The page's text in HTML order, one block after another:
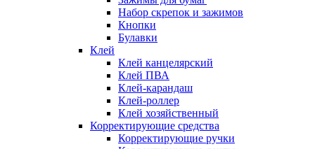
Набор скрепок и зажимов
Кнопки
Булавки
Клей
Клей канцелярский
Клей ПВА
Клей-карандаш
Клей-роллер
Клей хозяйственный
Корректирующие средства
Корректирующие ручки